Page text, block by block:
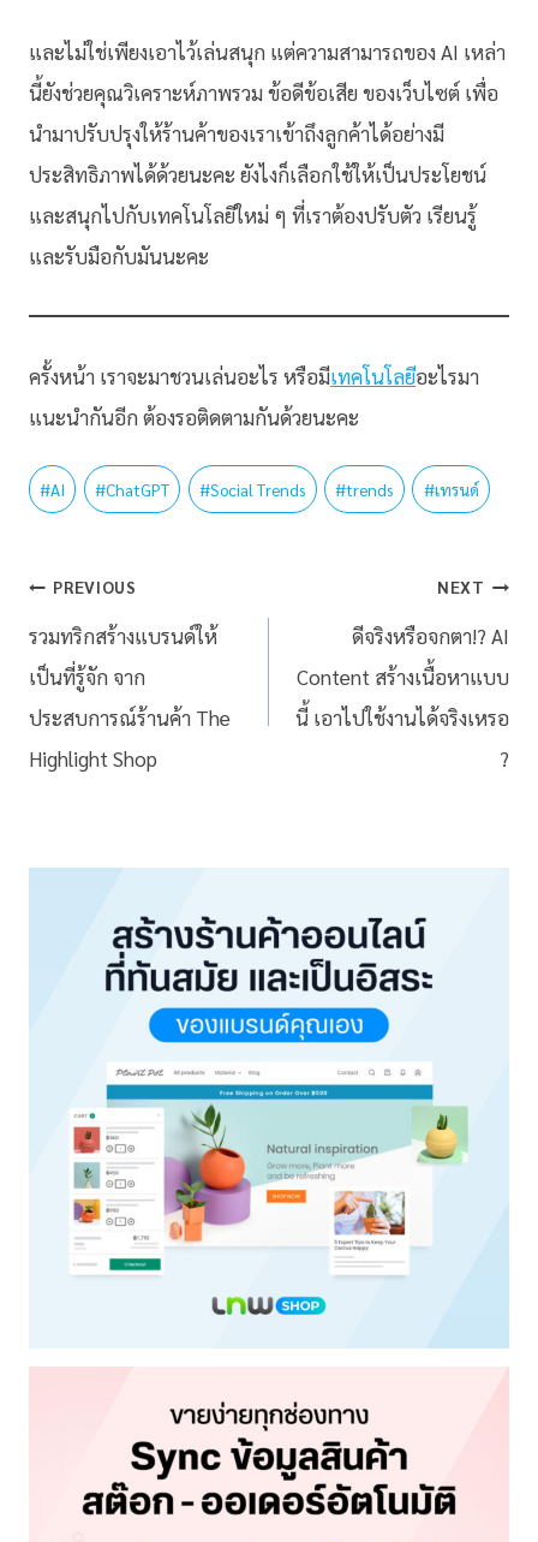
และไม่ใช่เพียงเอาไว้เล่นสนุก แต่ความสามารถของ AI เหล่า
นี้ยังช่วยคุณวิเคราะห์ภาพรวม ข้อดีข้อเสีย ของเว็บไซต์ เพื่อ
นำมาปรับปรุงให้ร้านค้าของเราเข้าถึงลูกค้าได้อย่างมี
ประสิทธิภาพได้ด้วยนะคะ ยังไงก็เลือกใช้ให้เป็นประโยชน์
และสนุกไปกับเทคโนโลยีใหม่ ๆ ที่เราต้องปรับตัว เรียนรู้
และรับมือกับมันนะคะ
ครั้งหน้า เราจะมาชวนเล่นอะไร หรือมีเทคโนโลยีอะไรมา
แนะนำกันอีก ต้องรอติดตามกันด้วยนะคะ
#AI #ChatGPT #Social Trends #trends #เทรนด์
PREVIOUS
รวมทริกสร้างแบรนด์ให้
เป็นที่รู้จัก จาก
ประสบการณ์ร้านค้า The
Highlight Shop
NEXT
ดีจริงหรือจกตา!? AI
Content สร้างเนื้อหาแบบ
นี้ เอาไปใช้งานได้จริงเหรอ
?